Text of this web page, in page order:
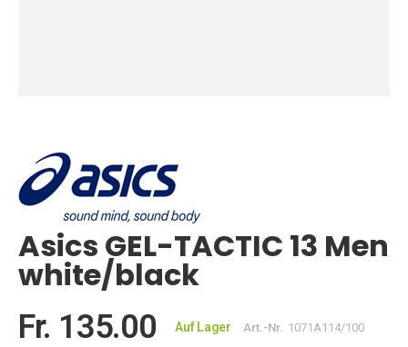
Bildgalerie
springen
Asics GEL-TACTIC 13 Men
white/black
Fr. 135.00 Auf Lager Art.-Nr. 1071A114/100